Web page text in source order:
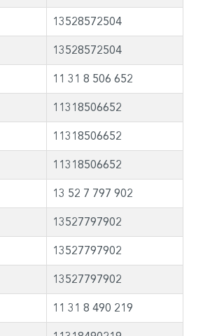
13528572504
13528572504
11 31 8 506 652
11318506652
11318506652
11318506652
13 52 7 797 902
13527797902
13527797902
13527797902
11 31 8 490 219